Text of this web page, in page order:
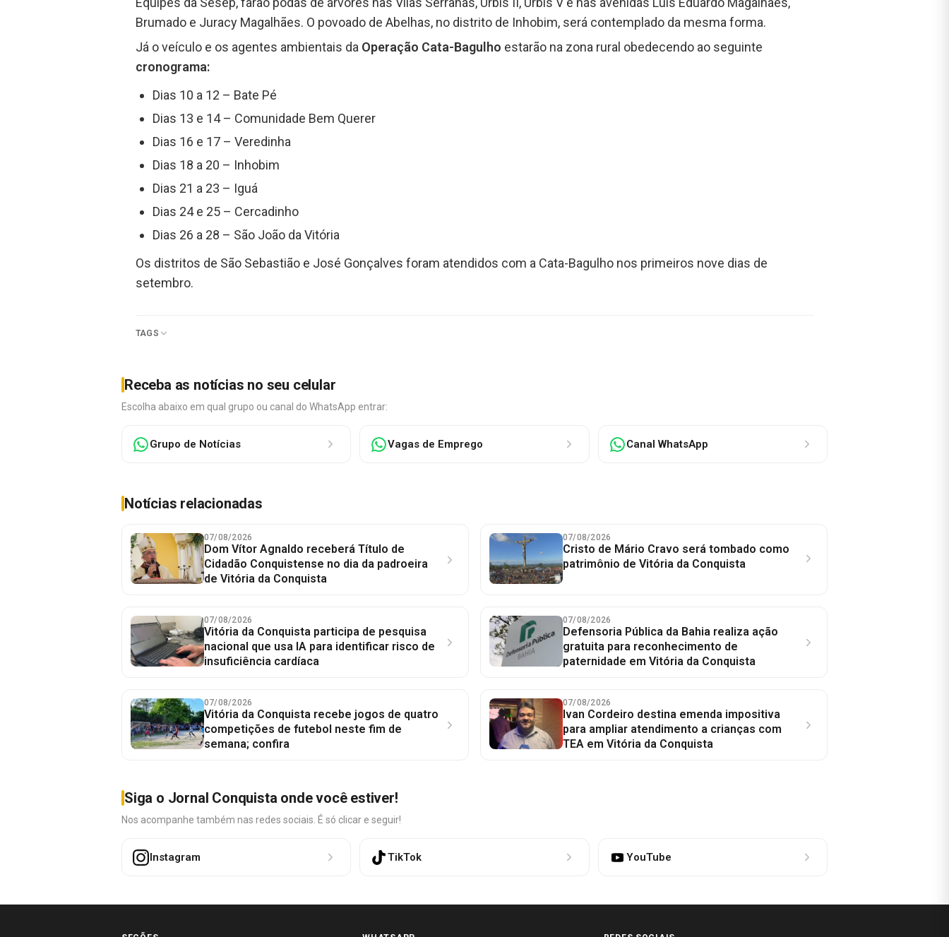
Brumado e Juracy Magalhães. O povoado de Abelhas, no distrito de Inhobim, será contemplado da mesma forma.
Já o veículo e os agentes ambientais da Operação Cata-Bagulho estarão na zona rural obedecendo ao seguinte
cronograma:
Dias 10 a 12 – Bate Pé
Dias 13 e 14 – Comunidade Bem Querer
Dias 16 e 17 – Veredinha
Dias 18 a 20 – Inhobim
Dias 21 a 23 – Iguá
Dias 24 e 25 – Cercadinho
Dias 26 a 28 – São João da Vitória
Os distritos de São Sebastião e José Gonçalves foram atendidos com a Cata-Bagulho nos primeiros nove dias de
setembro.
TAGS
Receba as notícias no seu celular
Escolha abaixo em qual grupo ou canal do WhatsApp entrar:
Grupo de Notícias Vagas de Emprego Canal WhatsApp
Notícias relacionadas
07/08/2026
Dom Vítor Agnaldo receberá Título de
Cidadão Conquistense no dia da padroeira
de Vitória da Conquista
07/08/2026
Cristo de Mário Cravo será tombado como
patrimônio de Vitória da Conquista
07/08/2026
Vitória da Conquista participa de pesquisa
nacional que usa IA para identificar risco de
insuficiência cardíaca
07/08/2026
Defensoria Pública da Bahia realiza ação
gratuita para reconhecimento de
paternidade em Vitória da Conquista
07/08/2026
Vitória da Conquista recebe jogos de quatro
competições de futebol neste fim de
semana; confira
07/08/2026
Ivan Cordeiro destina emenda impositiva
para ampliar atendimento a crianças com
TEA em Vitória da Conquista
Siga o Jornal Conquista onde você estiver!
Nos acompanhe também nas redes sociais. É só clicar e seguir!
Instagram TikTok YouTube